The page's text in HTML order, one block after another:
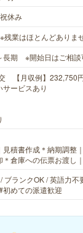
休み
業はほとんどありま
長期 ※開始日はご相談
【月収例】232,750
ービスあり
見積書作成＊納期調整
＊倉庫への伝票お渡し
ブランクOK / 英語力不
めての派遣歓迎